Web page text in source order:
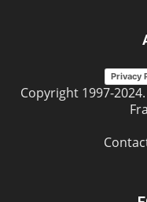
Privacy
Copyright 1997-